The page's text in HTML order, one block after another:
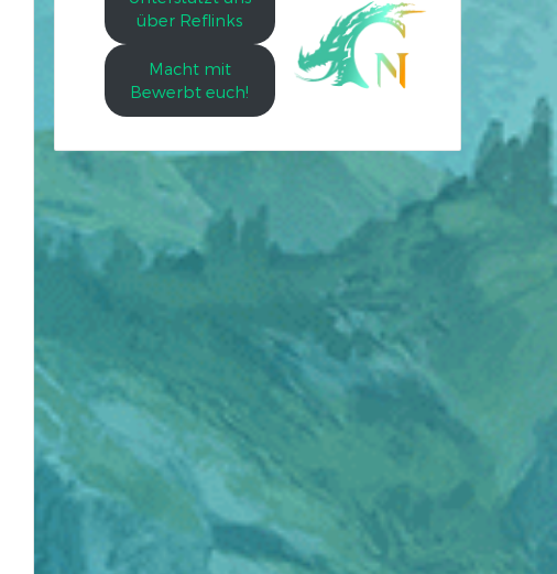
über Reflinks
Macht mit
Bewerbt euch!